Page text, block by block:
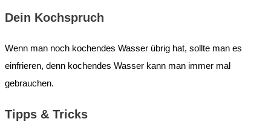
Dein Kochspruch
Wenn man noch kochendes Wasser übrig hat, sollte man es
einfrieren, denn kochendes Wasser kann man immer mal
gebrauchen.
Tipps & Tricks